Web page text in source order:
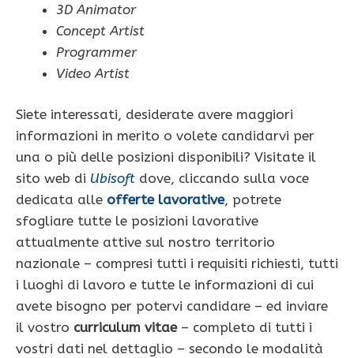
3D Animator
Concept Artist
Programmer
Video Artist
Siete interessati, desiderate avere maggiori
informazioni in merito o volete candidarvi per
una o più delle posizioni disponibili? Visitate il
sito web di Ubisoft dove, cliccando sulla voce
dedicata alle offerte lavorative, potrete
sfogliare tutte le posizioni lavorative
attualmente attive sul nostro territorio
nazionale – compresi tutti i requisiti richiesti, tutti
i luoghi di lavoro e tutte le informazioni di cui
avete bisogno per potervi candidare – ed inviare
il vostro curriculum vitae– completo di tutti i
vostri dati nel dettaglio – secondo le modalità